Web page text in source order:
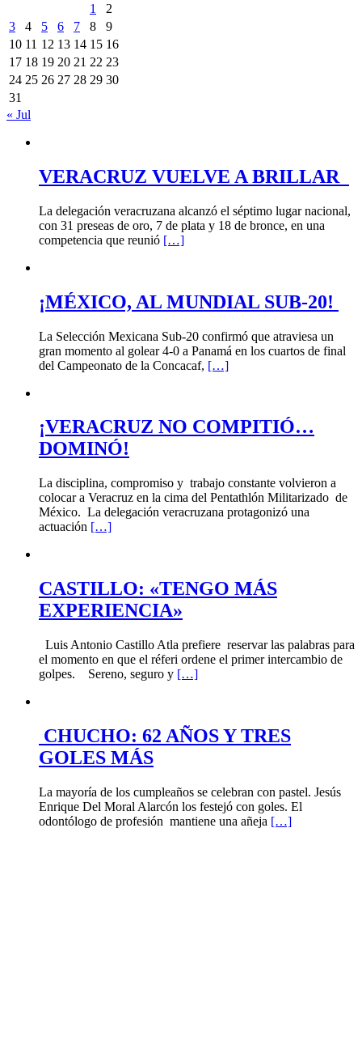
1
2
3
4 5 6 7 8
9
10 11 12 13 14 15 16
17 18 19 20 21 22 23
24 25 26 27 28 29 30
31
« Jul
VERACRUZ VUELVE A BRILLAR
La delegación veracruzana alcanzó el séptimo lugar nacional,
con 31 preseas de oro, 7 de plata y 18 de bronce, en una
competencia que reunió […]
¡MÉXICO, AL MUNDIAL SUB-20!
La Selección Mexicana Sub-20 confirmó que atraviesa un
gran momento al golear 4-0 a Panamá en los cuartos de final
del Campeonato de la Concacaf, […]
¡VERACRUZ NO COMPITIÓ…
DOMINÓ!
La disciplina, compromiso y trabajo constante volvieron a
colocar a Veracruz en la cima del Pentathlón Militarizado de
México. La delegación veracruzana protagonizó una
actuación […]
CASTILLO: «TENGO MÁS
EXPERIENCIA»
Luis Antonio Castillo Atla prefiere reservar las palabras para
el momento en que el réferi ordene el primer intercambio de
golpes. Sereno, seguro y […]
CHUCHO: 62 AÑOS Y TRES
GOLES MÁS
La mayoría de los cumpleaños se celebran con pastel. Jesús
Enrique Del Moral Alarcón los festejó con goles. El
odontólogo de profesión mantiene una añeja […]